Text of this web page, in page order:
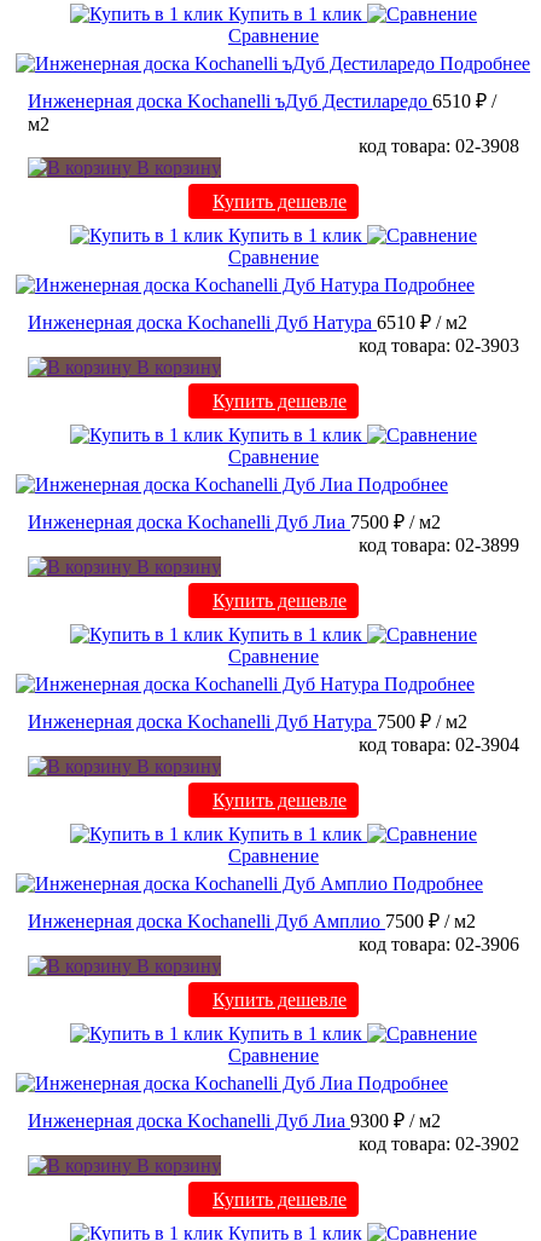
Купить в 1 клик
Сравнение
Подробнее
Инженерная доска Kochanelli ъДуб Дестиларедо 6510 ₽ /
м2
код товара: 02-3908
В корзину
Купить дешевле
Купить в 1 клик
Сравнение
Подробнее
Инженерная доска Kochanelli Дуб Натура 6510 ₽ / м2
код товара: 02-3903
В корзину
Купить дешевле
Купить в 1 клик
Сравнение
Подробнее
Инженерная доска Kochanelli Дуб Лиа 7500 ₽ / м2
код товара: 02-3899
В корзину
Купить дешевле
Купить в 1 клик
Сравнение
Подробнее
Инженерная доска Kochanelli Дуб Натура 7500 ₽ / м2
код товара: 02-3904
В корзину
Купить дешевле
Купить в 1 клик
Сравнение
Подробнее
Инженерная доска Kochanelli Дуб Амплио 7500 ₽ / м2
код товара: 02-3906
В корзину
Купить дешевле
Купить в 1 клик
Сравнение
Подробнее
Инженерная доска Kochanelli Дуб Лиа 9300 ₽ / м2
код товара: 02-3902
В корзину
Купить дешевле
Купить в 1 клик